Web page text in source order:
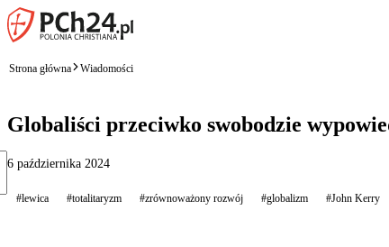
Strona główna Wiadomości
Globaliści przeciwko swobodzie
6 października 2024
#lewica #totalitaryzm #zrównoważony rozwój #globalizm #John Kerry